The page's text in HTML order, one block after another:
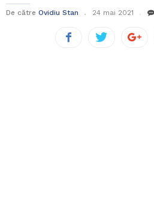
De către Ovidiu Stan 24 mai 2021